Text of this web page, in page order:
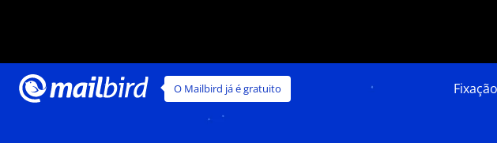
O Mailbird já é gratuito